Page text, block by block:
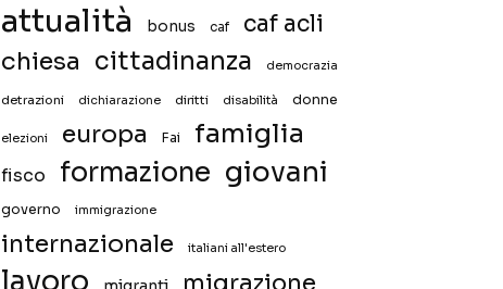
attualità bonus caf caf acli
chiesa cittadinanza democrazia
detrazioni dichiarazione diritti disabilità donne
elezioni europa Fai famiglia
fisco formazione giovani
governo immigrazione
internazionale italiani all'estero